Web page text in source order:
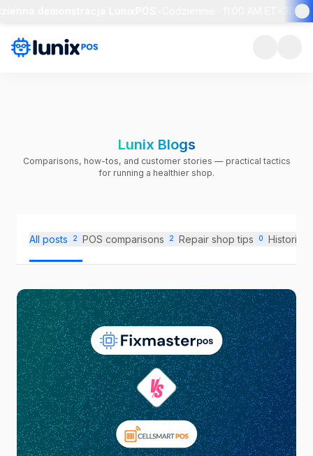
30-
Lunix Blogs
Comparisons, how-tos, and customer stories — practical tactics
for running a healthier shop.
All posts 2 POS comparisons 2 Repair shop tips 0 Historie